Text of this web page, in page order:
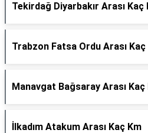
Tekirdağ Diyarbakır Arası Kaç
Trabzon Fatsa Ordu Arası Kaç
Manavgat Bağsaray Arası Kaç
İlkadım Atakum Arası Kaç Km